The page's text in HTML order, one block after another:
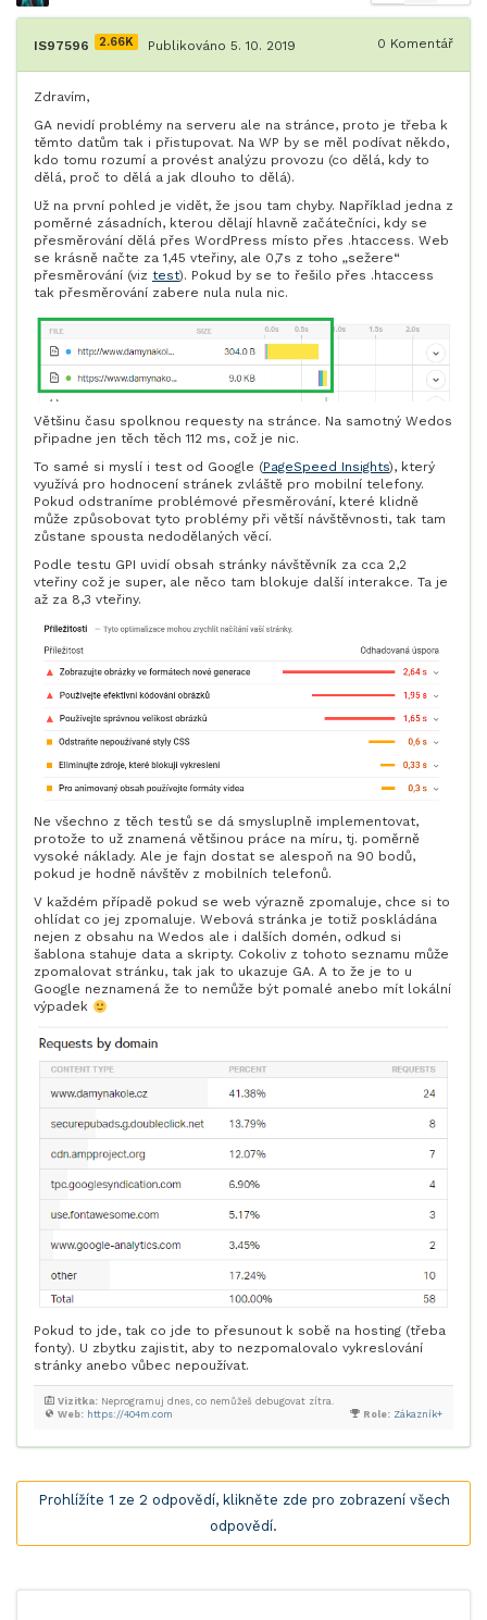
IS97596 2.66K Publikováno 5. 10. 2019 0 Komentář
Zdravím,
GA nevidí problémy na serveru ale na stránce, proto je třeba k
těmto datům tak i přistupovat. Na WP by se měl podívat někdo,
kdo tomu rozumí a provést analýzu provozu (co dělá, kdy to
dělá, proč to dělá a jak dlouho to dělá).
Už na první pohled je vidět, že jsou tam chyby. Například jedna z
poměrné zásadních, kterou dělají hlavně začátečníci, kdy se
přesměrování dělá přes WordPress místo přes .htaccess. Web
se krásně načte za 1,45 vteřiny, ale 0,7s z toho „sežere“
přesměrování (viz test). Pokud by se to řešilo přes .htaccess
tak přesměrování zabere nula nula nic.
Většinu času spolknou requesty na stránce. Na samotný Wedos
připadne jen těch těch 112 ms, což je nic.
To samé si myslí i test od Google (PageSpeed Insights), který
využívá pro hodnocení stránek zvláště pro mobilní telefony.
Pokud odstraníme problémové přesměrování, které klidně
může způsobovat tyto problémy při větší návštěvnosti, tak tam
zůstane spousta nedodělaných věcí.
Podle testu GPI uvidí obsah stránky návštěvník za cca 2,2
vteřiny což je super, ale něco tam blokuje další interakce. Ta je
až za 8,3 vteřiny.
Ne všechno z těch testů se dá smysluplně implementovat,
protože to už znamená většinou práce na míru, tj. poměrně
vysoké náklady. Ale je fajn dostat se alespoň na 90 bodů,
pokud je hodně návštěv z mobilních telefonů.
V každém případě pokud se web výrazně zpomaluje, chce si to
ohlídat co jej zpomaluje. Webová stránka je totiž poskládána
nejen z obsahu na Wedos ale i dalších domén, odkud si
šablona stahuje data a skripty. Cokoliv z tohoto seznamu může
zpomalovat stránku, tak jak to ukazuje GA. A to že je to u
Google neznamená že to nemůže být pomalé anebo mít lokální
výpadek
Pokud to jde, tak co jde to přesunout k sobě na hosting (třeba
fonty). U zbytku zajistit, aby to nezpomalovalo vykreslování
stránky anebo vůbec nepoužívat.
Role: Zákazník+
Web: https://404m.com
Vizitka: Neprogramuj dnes, co nemůžeš debugovat zítra.
Prohlížíte 1 ze 2 odpovědí, klikněte zde pro zobrazení všech
odpovědí.